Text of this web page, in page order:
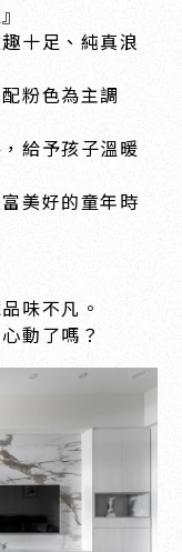
十足、純真浪
粉色為主調
給予孩子溫暖
美好的童年時
味不凡。
動了嗎？